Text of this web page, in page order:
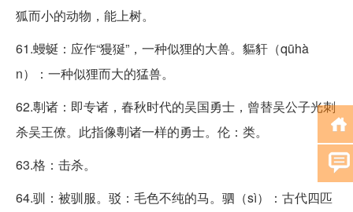
狐而小的动物，能上树。
61.蟃蜒：应作“獌狿”，一种似狸的大兽。貙豻（qūhà
n）：一种似狸而大的猛兽。
62.剸诸：即专诸，春秋时代的吴国勇士，曾替吴公子光刺
杀吴王僚。此指像剸诸一样的勇士。伦：类。
63.格：击杀。
64.驯：被驯服。驳：毛色不纯的马。驷（sì）：古代四匹